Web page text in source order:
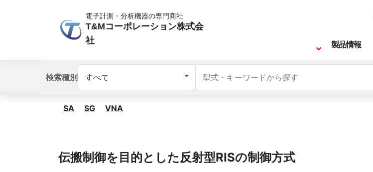
電子計測・分析機器の専門商社
T&Mコーポレーション株式会
社
製品情報
検索種別
SA SG VNA
伝搬制御を目的とした反射型RISの制御方式